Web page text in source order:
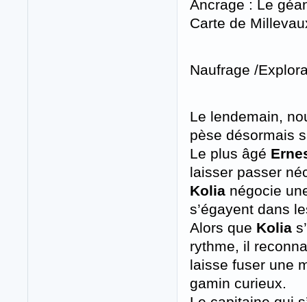
Ancrage : Le
Carte de
Naufrage /
Le lendemain,
pèse désormais
Le plus âgé
laisser passer
Kolia négocie
s’égayent dans
Alors que Kolia
rythme, il
laisse fuser une
gamin curieux.